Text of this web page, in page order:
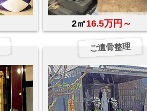
2㎡16.5万円～
ご遺骨整理